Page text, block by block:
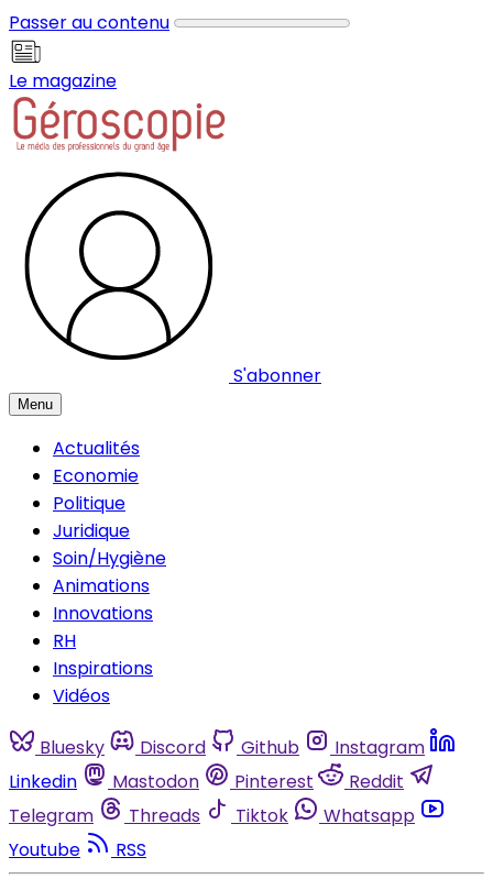
Passer au contenu
Le magazine
S'abonner
Menu
Actualités
Economie
Politique
Juridique
Soin/Hygiène
Animations
Innovations
RH
Inspirations
Vidéos
Bluesky Discord Github
Instagram
Linkedin
Mastodon Pinterest
Reddit
Telegram
Threads Tiktok
Whatsapp
Youtube
RSS
Panneau de gestion des cookies